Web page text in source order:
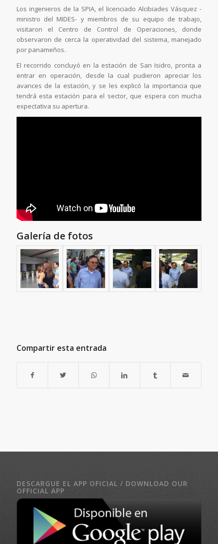
Los ingenieros de la SPIA, el licenciado Alcibiades Vásquez -
ministro del MIDES- y miembros de su equipo de trabajo,
visitaron el Centro de Control de Operaciones, donde
observaron de cerca la operatividad del sistema, manejado
por panameños.
El recorrido concluyó en la estación de San Isidro, pronta a
entrar en operación, desde la cual pudieron apreciar los
avances de la estación, y se les explicó la importancia que
tendrá esta estación para el sector, que espera con mucha
expectativa su apertura.
Galería de fotos
Compartir esta entrada
DESCARGUE EL APP OFICIAL / DOWNLOAD OUR
OFFICIAL APP